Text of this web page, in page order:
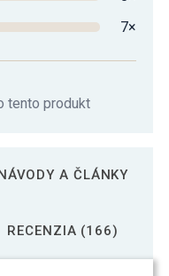
7×
tento produkt
A ČLÁNKY
RECENZIA (166)